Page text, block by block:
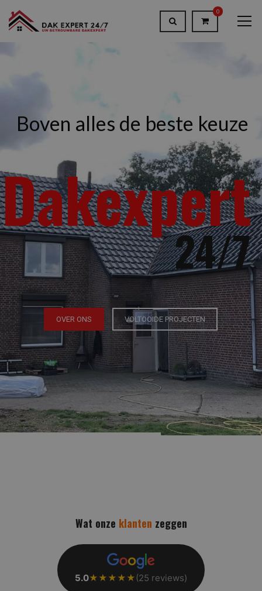
0
Dakexpert
24/7
Boven alles de beste keuze
OVER ONS VOLTOOIDE PROJECTEN
Wat onze klanten zeggen
5.0★★★★★(25 reviews)